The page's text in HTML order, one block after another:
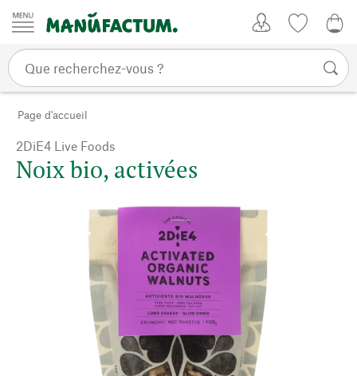
Passer au contenu
Page d'accueil
2DiE4 Live Foods
Noix bio, activées